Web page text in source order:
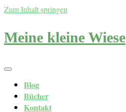
Zum Inhalt springen
Meine kleine Wiese
Blog
Bücher
Kontakt